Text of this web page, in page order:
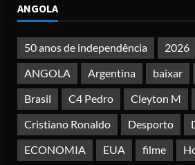
5
e Líbano
Posted on 4 months
ANGOLA
50 anos de independência 2026
ANGOLA
Argentina baixar
Brasil
C4 Pedro Cleyton M
Cristiano Ronaldo
Desporto
ECONOMIA
EUA filme